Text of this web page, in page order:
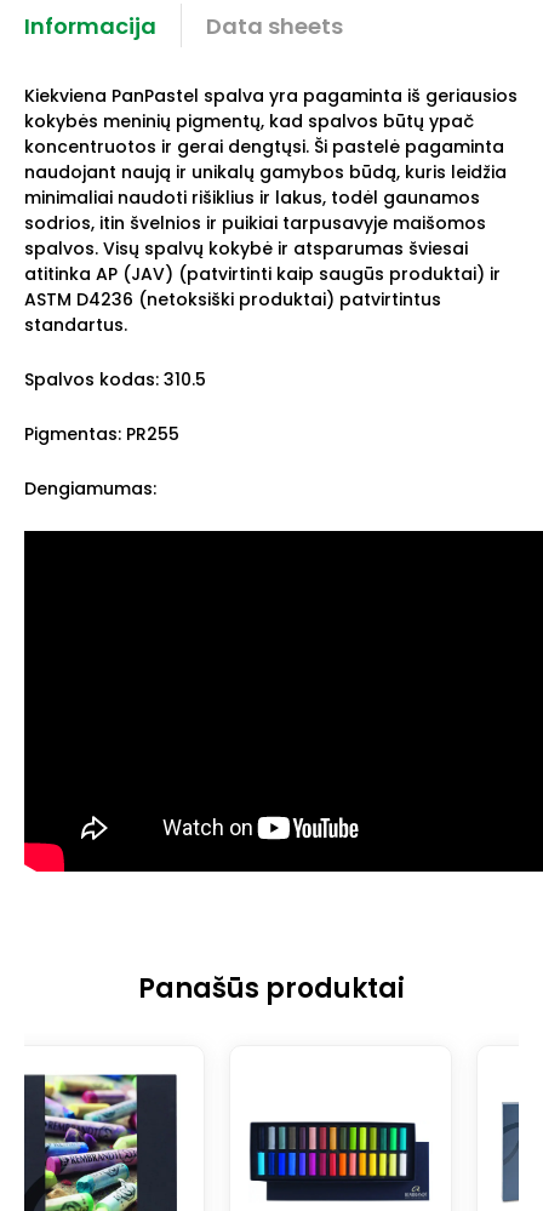
Informacija Data sheets
Kiekviena PanPastel spalva yra pagaminta iš geriausios
kokybės meninių pigmentų, kad spalvos būtų ypač
koncentruotos ir gerai dengtųsi. Ši pastelė pagaminta
naudojant naują ir unikalų gamybos būdą, kuris leidžia
minimaliai naudoti rišiklius ir lakus, todėl gaunamos
sodrios, itin švelnios ir puikiai tarpusavyje maišomos
spalvos. Visų spalvų kokybė ir atsparumas šviesai
atitinka AP (JAV) (patvirtinti kaip saugūs produktai) ir
ASTM D4236 (netoksiški produktai) patvirtintus
standartus.
Spalvos kodas: 310.5
Pigmentas: PR255
Dengiamumas:
Panašūs produktai